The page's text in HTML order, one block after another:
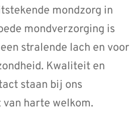
mondzorg in
mondverzorging is
stralende lach en voor
Kwaliteit en
staan bij ons
harte welkom.